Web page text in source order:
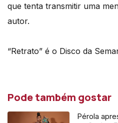
que tenta transmitir uma
autor.
“Retrato” é o Disco da
Pode também gostar
Pérola